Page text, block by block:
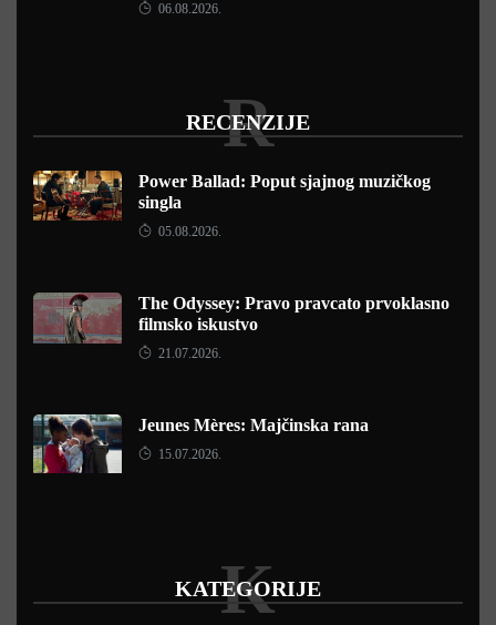
06.08.2026.
RECENZIJE
R
Power Ballad: Poput sjajnog muzičkog
singla
05.08.2026.
The Odyssey: Pravo pravcato prvoklasno
filmsko iskustvo
21.07.2026.
Jeunes Mères: Majčinska rana
15.07.2026.
KATEGORIJE
K